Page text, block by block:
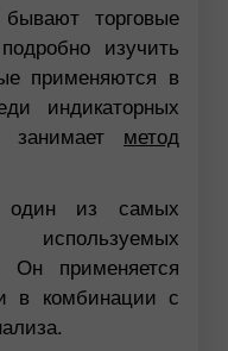
торговые
изучить
применяются в
индикаторных
занимает метод
один из самых
Он применяется
в комбинации с